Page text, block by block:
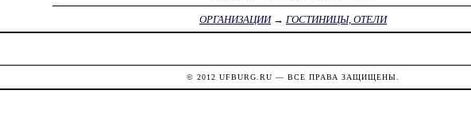
ОРГАНИЗАЦИИ→ ГОСТИНИЦЫ, ОТЕЛИ
© 2012 UFBURG.RU — ВСЕ ПРАВА ЗАЩИЩЕНЫ.